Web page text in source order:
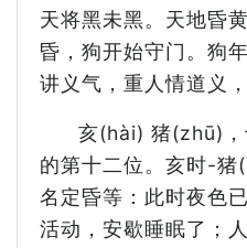
天将黑未黑。天地昏
昏，狗开始守门。狗
讲义气，重人情道义
亥(hài) 猪(zhū)，
的第十二位。亥时-猪
名定昏等：此时夜色
活动，安歇睡眠了；